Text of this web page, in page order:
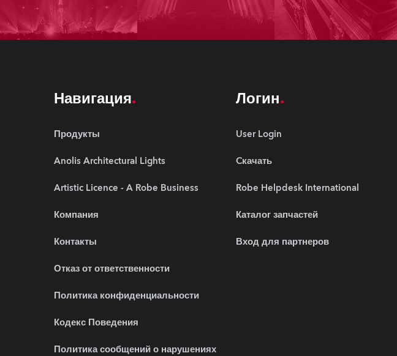
Навигация
Продукты
Anolis Architectural Lights
Artistic Licence - A Robe Business
Компания
Контакты
Отказ от ответственности
Политика конфиденциальности
Кодекс Поведения
Политика сообщений о нарушениях
Логин
User Login
Cкачать
Robe Helpdesk International
Каталог запчастей
Вход для партнеров